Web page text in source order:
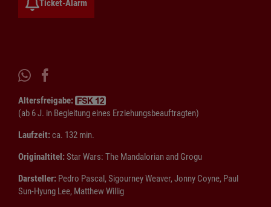
Ticket-Alarm
Altersfreigabe:
(ab 6 J. in Begleitung eines Erziehungsbeauftragten)
Laufzeit:ca. 132 min.
Originaltitel:Star Wars: The Mandalorian and Grogu
Darsteller: Pedro Pascal, Sigourney Weaver, Jonny Coyne, Paul
Sun-Hyung Lee, Matthew Willig